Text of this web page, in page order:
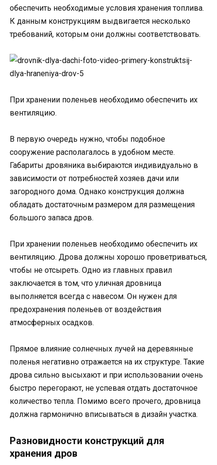
обеспечить необходимые условия хранения топлива.
К данным конструкциям выдвигается несколько
требований, которым они должны соответствовать.
При хранении поленьев необходимо обеспечить их
вентиляцию.
В первую очередь нужно, чтобы подобное
сооружение располагалось в удобном месте.
Габариты дровяника выбираются индивидуально в
зависимости от потребностей хозяев дачи или
загородного дома. Однако конструкция должна
обладать достаточным размером для размещения
большого запаса дров.
При хранении поленьев необходимо обеспечить их
вентиляцию. Дрова должны хорошо проветриваться,
чтобы не отсыреть. Одно из главных правил
заключается в том, что уличная дровница
выполняется всегда с навесом. Он нужен для
предохранения поленьев от воздействия
атмосферных осадков.
Прямое влияние солнечных лучей на деревянные
поленья негативно отражается на их структуре. Такие
дрова сильно высыхают и при использовании очень
быстро перегорают, не успевая отдать достаточное
количество тепла. Помимо всего прочего, дровница
должна гармонично вписываться в дизайн участка.
Разновидности конструкций для
хранения дров